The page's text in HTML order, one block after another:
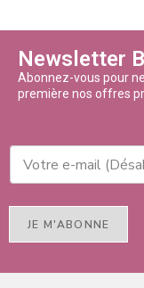
Newsletter
Abonnez-vous pour
première nos offres
JE M'ABONNE